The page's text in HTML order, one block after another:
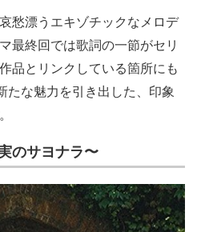
愁漂うエキゾチックなメロデ
最終回では歌詞の一節がセリ
品とリンクしている箇所にも
たな魅力を引き出した、印象
のサヨナラ〜